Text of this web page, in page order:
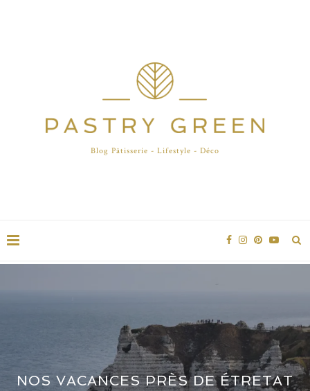
Blog Pâtisserie - Lifestyle - Déco
NOS VACANCES PRÈS DE ÉTRETAT